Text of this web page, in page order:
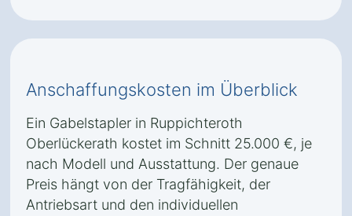
Anschaffungskosten im Überblick
Ein Gabelstapler in Ruppichteroth
Oberlückerath kostet im Schnitt 25.000 €, je
nach Modell und Ausstattung. Der genaue
Preis hängt von der Tragfähigkeit, der
Antriebsart und den individuellen